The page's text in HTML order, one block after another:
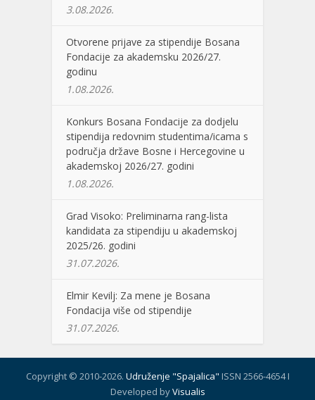
3.08.2026.
Otvorene prijave za stipendije Bosana
Fondacije za akademsku 2026/27.
godinu
1.08.2026.
Konkurs Bosana Fondacije za dodjelu
stipendija redovnim studentima/icama s
područja države Bosne i Hercegovine u
akademskoj 2026/27. godini
1.08.2026.
Grad Visoko: Preliminarna rang-lista
kandidata za stipendiju u akademskoj
2025/26. godini
31.07.2026.
Elmir Kevilj: Za mene je Bosana
Fondacija više od stipendije
31.07.2026.
Copyright © 2010-2026. Udruženje "Spajalica" ISSN 2566-4654 I
Developed byVisualis